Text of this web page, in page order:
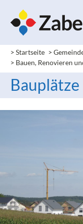
> Startseite >
> Bauen, Renovieren
Bauplätze